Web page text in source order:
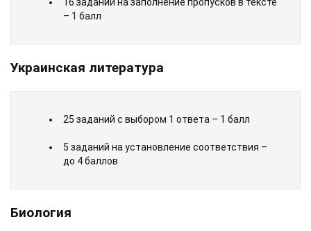
– 1 балл
Украинская литература
25 заданий с выбором 1 ответа – 1 балл
5 заданий на установление соответствия –
до 4 баллов
Биология